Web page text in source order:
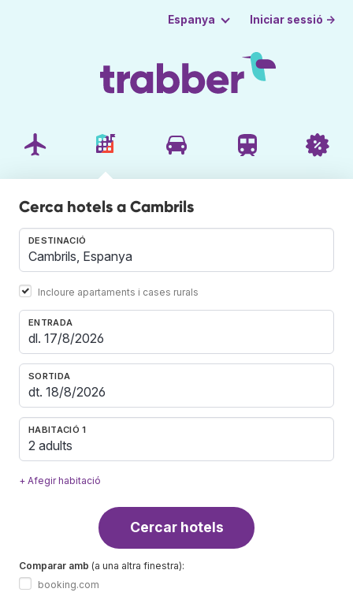
Espanya Iniciar sessió →
Cerca hotels a Cambrils
DESTINACIÓ
Incloure apartaments i cases rurals
ENTRADA
SORTIDA
HABITACIÓ 1
2 adults
+ Afegir habitació
Cercar hotels
Comparar amb (a una altra finestra):
booking.com